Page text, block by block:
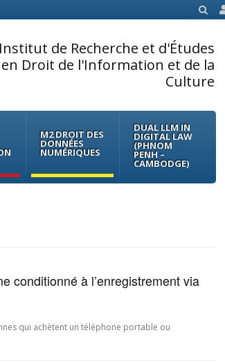
SEARCH
Institut de Recherche et d'Études
en Droit de l'Information et de la
Culture
M2 DROIT DES
DONNÉES
NUMÉRIQUES
DUAL LLM IN
DIGITAL LAW
(PHNOM
PENH –
CAMBODGE)
conditionné à l’enregistrement via
qui achètent un téléphone portable ou